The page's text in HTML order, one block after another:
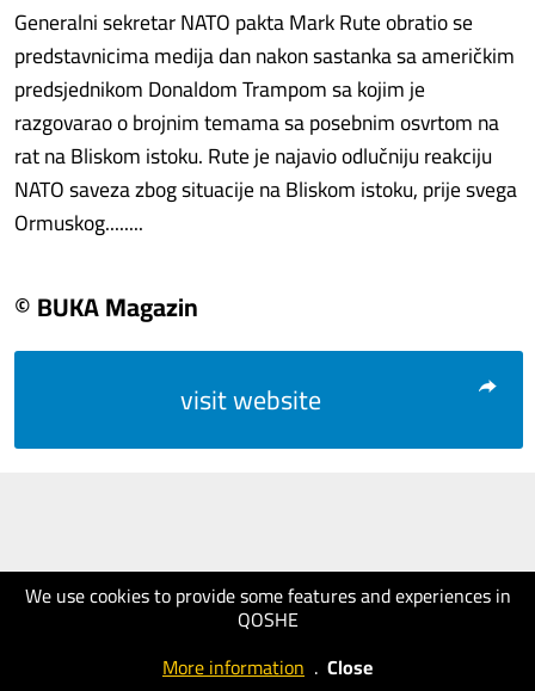
We use cookies to provide some features and experiences in
QOSHE
More information . Close
Generalni sekretar NATO pakta Mark Rute obratio se
predstavnicima medija dan nakon sastanka sa američkim
predsjednikom Donaldom Trampom sa kojim je
razgovarao o brojnim temama sa posebnim osvrtom na
rat na Bliskom istoku. Rute je najavio odlučniju reakciju
NATO saveza zbog situacije na Bliskom istoku, prije svega
Ormuskog........
© BUKA Magazin
visit website